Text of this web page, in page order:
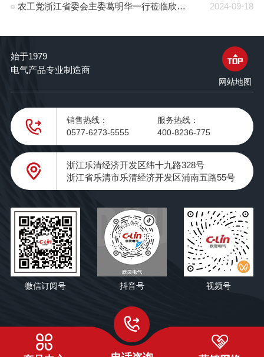
2024-09-18
农工党浙江省委会主委葛明华一行莅临欣灵电气考察调研
始于1979
电气产品专业制造商
网站地图
销售热线：
0577-6273-5555
服务热线：
400-8236-775
浙江乐清经济开发区纬十九路328号
浙江省乐清市乐清经济开发区浦南五路55号
微信订阅号 抖音号 视频号